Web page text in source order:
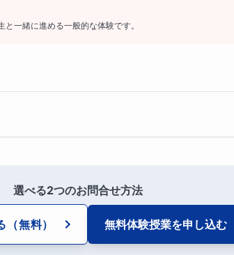
笑
になると
一緒に進める一般的な体験です。
選べる2つのお問合せ方法
（無料） 無料体験授業を申し込む